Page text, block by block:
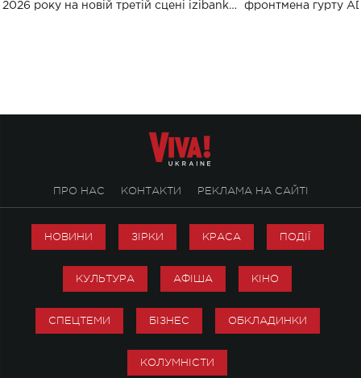
2026 року на новій третій сцені izibank
фронтмена гурту
ПРО НАС КОНТАКТИ РЕКЛАМА НА САЙТІ
НОВИНИ ЗІРКИ КРАСА ПОДІЇ
КУЛЬТУРА АФІША КІНО
СПЕЦТЕМИ БІЗНЕС ОБКЛАДИНКИ
КОЛУМНІСТИ